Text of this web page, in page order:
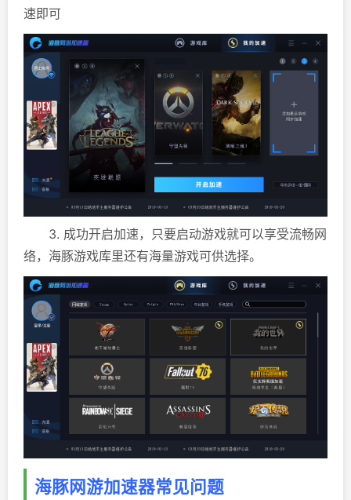
速即可
3. 成功开启加速，只要启动游戏就可以享受流畅网
络，海豚游戏库里还有海量游戏可供选择。
海豚网游加速器常见问题